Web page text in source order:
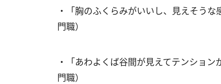
・「胸のふくらみがいいし、見えそう
門職）
・「あわよくば谷間が見えてテンショ
門職）